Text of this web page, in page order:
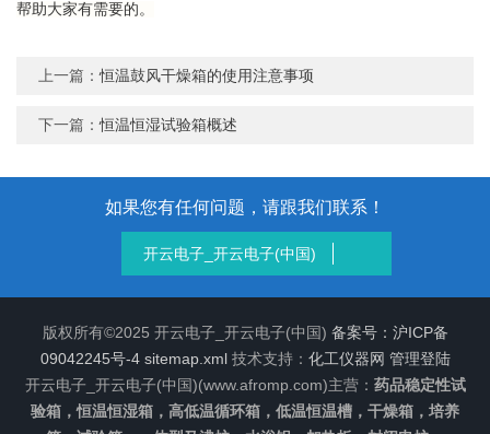
帮助大家有需要的。
上一篇：恒温鼓风干燥箱的使用注意事项
下一篇：恒温恒湿试验箱概述
如果您有任何问题，请跟我们联系！
开云电子_开云电子(中国)
版权所有©2025 开云电子_开云电子(中国) 备案号：沪ICP备
09042245号-4 sitemap.xml技术支持： 化工仪器网 管理登陆
开云电子_开云电子(中国)(www.afromp.com)主营： 药品稳定性试
验箱，恒温恒湿箱，高低温循环箱，低温恒温槽，干燥箱，培养